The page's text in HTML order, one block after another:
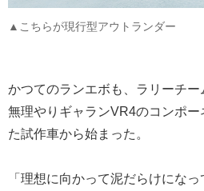
▲こちらが現行型アウトランダー
かつてのランエボも、ラリーチ
無理やりギャランVR4のコンポ
た試作車から始まった。
「理想に向かって泥だらけにな